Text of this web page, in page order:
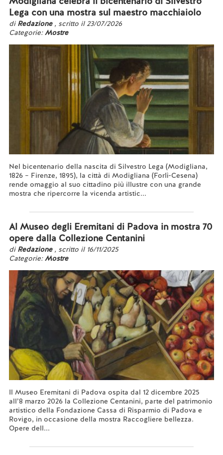
Lega con una mostra sul maestro macchiaiolo
di Redazione , scritto il 23/07/2026
Categorie:Mostre
Nel bicentenario della nascita di Silvestro Lega (Modigliana,
1826 – Firenze, 1895), la città di Modigliana (Forlì-Cesena)
rende omaggio al suo cittadino più illustre con una grande
mostra che ripercorre la vicenda artistic...
Al Museo degli Eremitani di Padova in mostra 70
opere dalla Collezione Centanini
di Redazione , scritto il 16/11/2025
Categorie:Mostre
Il Museo Eremitani di Padova ospita dal 12 dicembre 2025
all’8 marzo 2026 la Collezione Centanini, parte del patrimonio
artistico della Fondazione Cassa di Risparmio di Padova e
Rovigo, in occasione della mostra Raccogliere bellezza.
Opere dell...